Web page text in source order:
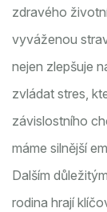
zdravého
vyváženou
nejen zlepšuje
zvládat stres,
závislostního
máme silnější
Dalším
rodina hrají